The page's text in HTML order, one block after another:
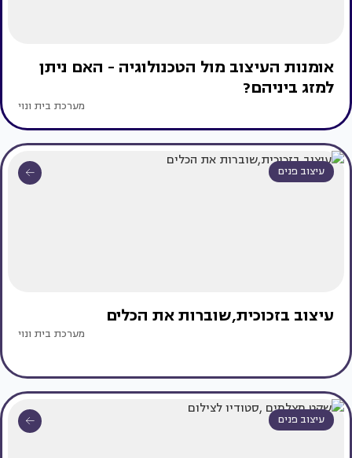
אומנות העיצוב מול הטכנולוגיה - האם ניתן
למזג ביניהם?
מערכת בית ונוי
עיצוב פנים
עיצוב בזכוכית,שוברות את הכלים
מערכת בית ונוי
עיצוב פנים